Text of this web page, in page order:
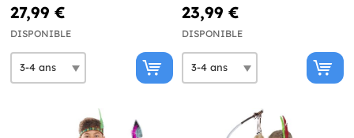
27,99 €
DISPONIBLE
23,99 €
DISPONIBLE